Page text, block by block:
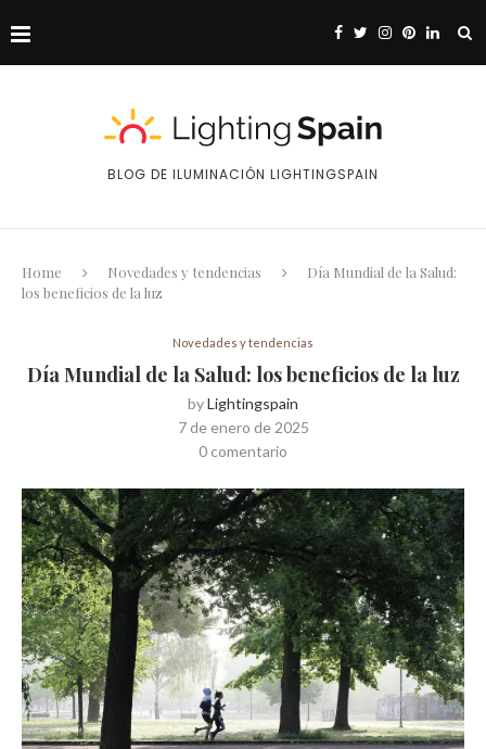
BLOG DE ILUMINACIÓN LIGHTINGSPAIN
Home Novedades y tendencias
Día Mundial de la Salud:
los beneficios de la luz
Novedades y tendencias
Día Mundial de la Salud: los beneficios de la luz
byLightingspain
7 de enero de 2025
0 comentario